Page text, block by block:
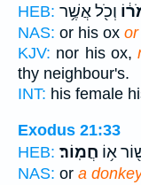
HEB: וְכֹ֖ל אֲשֶׁ֥ר
NAS: or his ox
KJV: nor his ox,
thy neighbour's.
INT: his female
Exodus 21:33
HEB:
א֥וֹ חֲמֽוֹר׃
NAS: or a